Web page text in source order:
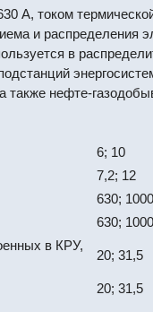
А, током
и распределения
в
также нефте-
6; 10
7,2; 12
630;
630;
в КРУ,
20; 31,5
20; 31,5